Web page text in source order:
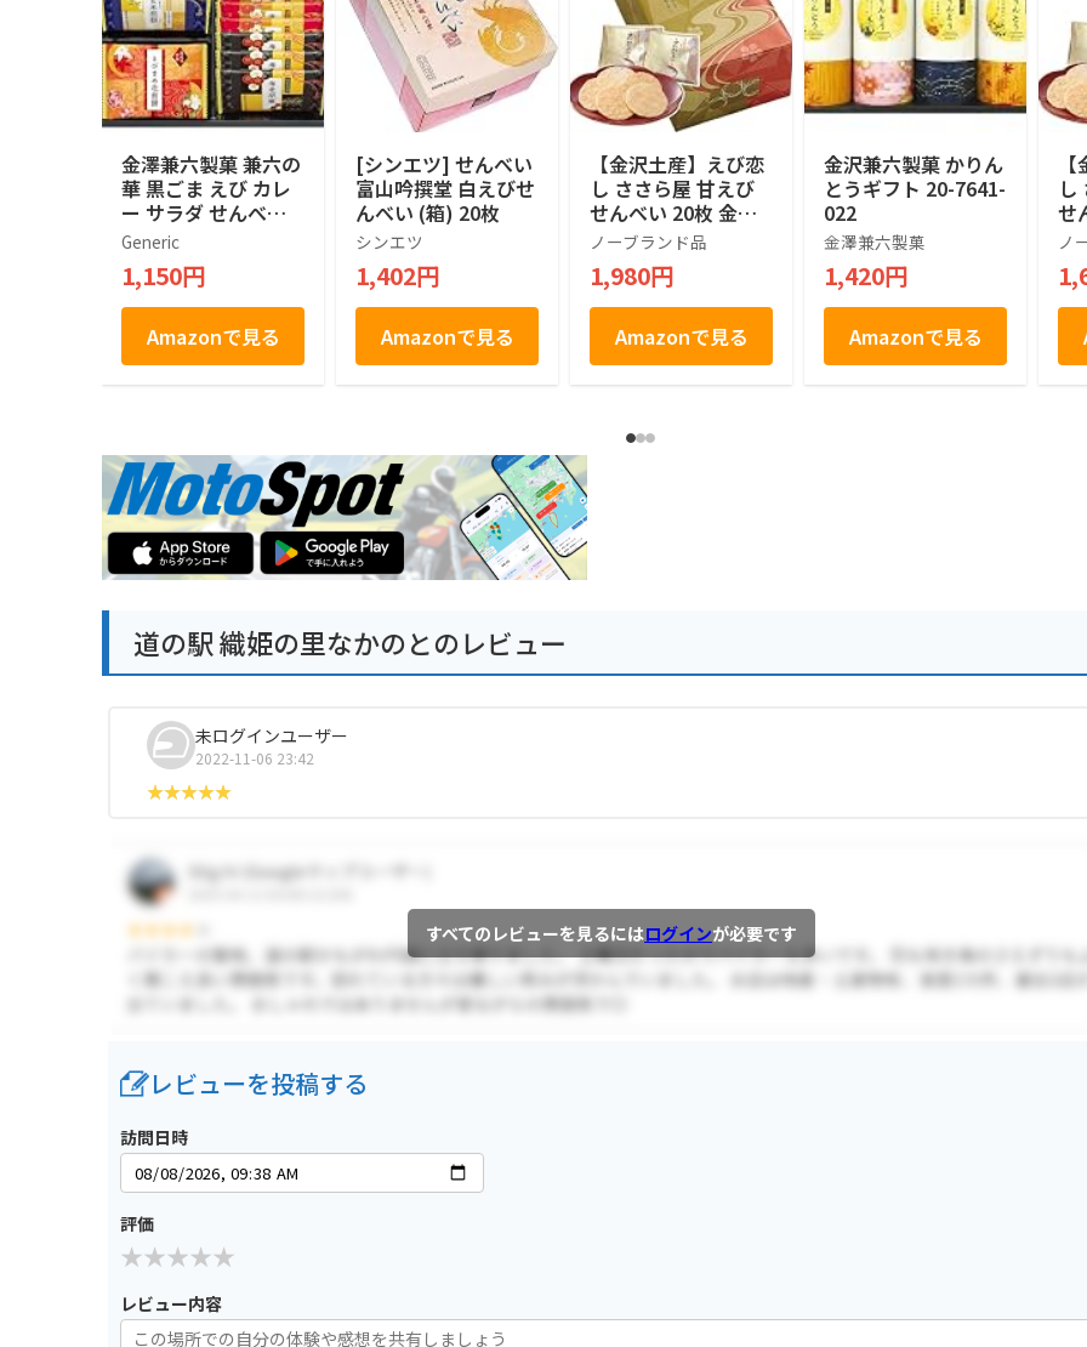
金澤兼六製菓 兼六の
華 黒ごま えび カレ
ー サラダ せんべい
詰め合わせ 人気 5種
類18枚入り 個包装
ラッピング済 贈り物
ギフト KRN-10R
Generic
1,150円
Amazonで見る
[シンエツ] せんべい
富山吟撰堂 白えびせ
んべい (箱) 20枚
シンエツ
1,402円
Amazonで見る
【金沢土産】えび恋
し ささら屋 甘えび
せんべい 20枚 金沢
港 水揚げ 甘エビ 石
川 ギフト (20枚)
ノーブランド品
1,980円
Amazonで見る
金沢兼六製菓 かりん
とうギフト 20-7641-
022
金澤兼六製菓
1,420円
Amazonで見る
し
せ
港
川
ノ
道の駅 織姫の里なかのとのレビュー
未ログインユーザー
2022-11-06 23:42
すべてのレビューを見るにはログインが必要です
レビューを投稿する
訪問日時
評価
レビュー内容